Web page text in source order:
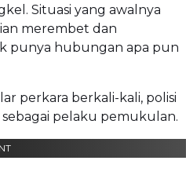
Situasi yang awalnya
merembet dan
punya hubungan apa pun
perkara berkali-kali, polisi
pelaku pemukulan.